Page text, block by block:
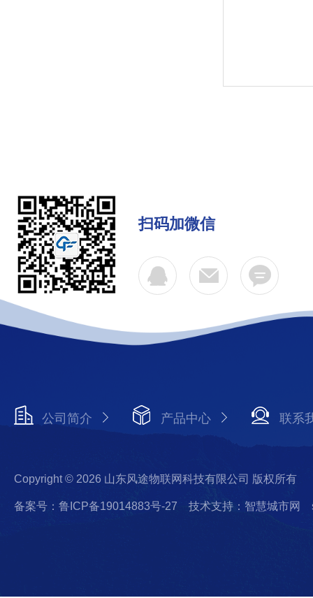
扫码加微信
公司简介 产品中心 联系
Copyright © 2026 山东风途物联网科技有限公司 版权所有
备案号：鲁ICP备19014883号-27 技术支持：智慧城市网